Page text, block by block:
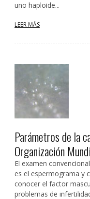
uno haploide...
LEER MÁS
Parámetros de la
Organización
El examen
es el espermograma y
conocer el factor
problemas de